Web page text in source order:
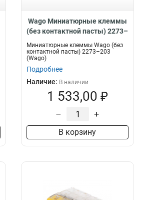
Wago Миниатюрные клеммы
(без контактной пасты) 2273–
203, 60936
Миниатюрные клеммы Wago (без
контактной пасты) 2273–203
(Wago)
Подробнее
Наличие: В наличии
1 533,00 ₽
– +
В корзину